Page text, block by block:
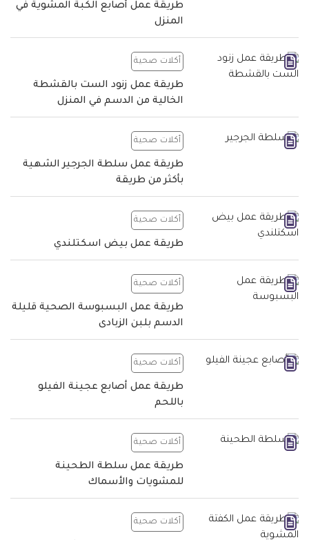
طريقة عمل أصابع الكبة المشوية في
المنزل
أكلات صحية
طريقة عمل زنود الست بالقشطة
الخالية من الدسم في المنزل
أكلات صحية
طريقة عمل سلطة الجرجير الشهية
بأكثر من طريقة
أكلات صحية
طريقة عمل بيض اسكتلندي
أكلات صحية
طريقة عمل البسبوسة الصحية قليلة
الدسم بلبن الزبادى
أكلات صحية
طريقة عمل أصابع عجينة الفيلو
باللحم
أكلات صحية
طريقة عمل سلطة الطحينة
للمشويات والأسماك
أكلات صحية